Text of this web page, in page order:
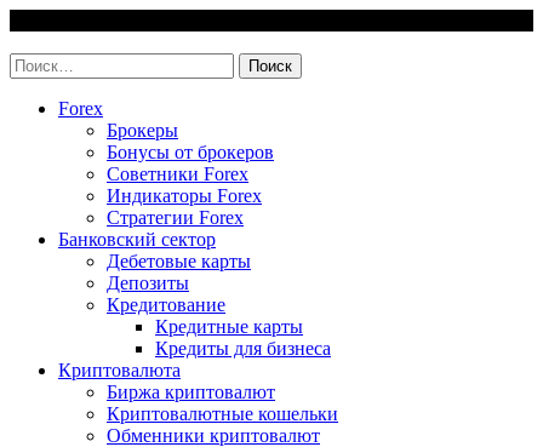
content
Найти:
Forex
Брокеры
Бонусы от брокеров
Советники Forex
Индикаторы Forex
Стратегии Forex
Банковский сектор
Дебетовые карты
Депозиты
Кредитование
Кредитные карты
Кредиты для бизнеса
Криптовалюта
Биржа криптовалют
Криптовалютные кошельки
Обменники криптовалют